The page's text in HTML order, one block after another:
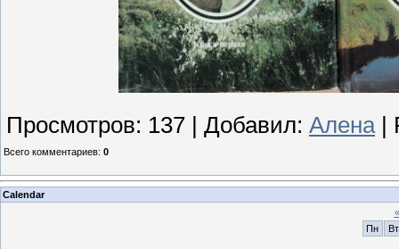
Просмотров: 137 | Добавил: Алена |
Всего комментариев: 0
Calendar
«
Пн
Вт